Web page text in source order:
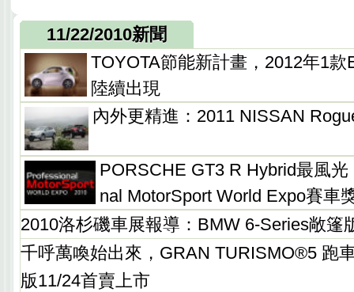
11/22/2010新聞
TOYOTA節能新計畫，2012年1
陸續出現
內外更精進：2011 NISSAN
PORSCHE GT3 R Hybrid最風
nal MotorSport World Expo賽車
2010洛杉磯車展報導：BMW 6-Series敞篷
千呼萬喚始出來，GRAN TURISMO®5 跑
版11/24首賣上市